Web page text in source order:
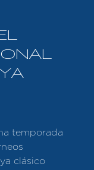
temporada
clásico